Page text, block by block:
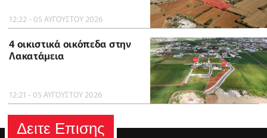
12:22 - 05 ΑΥΓΟΥΣΤΟΥ 2026
4 οικιστικά οικόπεδα στην
Λακατάμεια
12:21 - 05 ΑΥΓΟΥΣΤΟΥ 2026
Δειτε Επισης